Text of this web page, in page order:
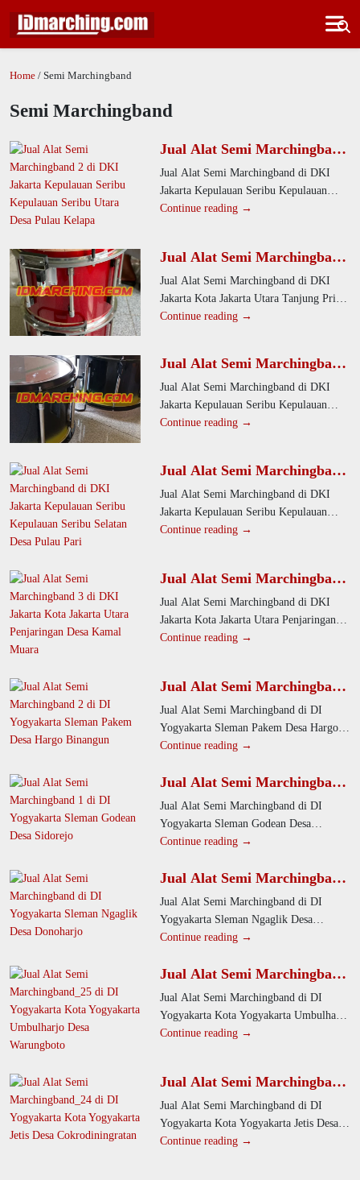
Home / Semi Marchingband
Semi Marchingband
Jual Alat Semi Marchingband
di DKI Jakarta Kepulauan
Seribu Kepulauan Seribu
Utara Desa Pulau Kelapa
Jual Alat Semi Marchingband di DKI
Jakarta Kepulauan Seribu Kepulauan
Seribu Utara Desa Pulau Kelapa. Sebagai
Continue reading →
Jual Alat Semi Marchingband
di DKI Jakarta Kota Jakarta
Utara Tanjung Priok Desa
Papango
Jual Alat Semi Marchingband di DKI
Jakarta Kota Jakarta Utara Tanjung Priok
Desa Papango. Perusahaan kami
Continue reading →
Jual Alat Semi Marchingband
di DKI Jakarta Kepulauan
Seribu Kepulauan Seribu
Utara Desa Pulau Kelapa
Jual Alat Semi Marchingband di DKI
Jakarta Kepulauan Seribu Kepulauan
Seribu Utara Desa Pulau Kelapa. Kami
Continue reading →
Jual Alat Semi Marchingband
di DKI Jakarta Kepulauan
Seribu Kepulauan Seribu
Selatan Desa Pulau Pari
Jual Alat Semi Marchingband di DKI
Jakarta Kepulauan Seribu Kepulauan
Seribu Selatan Desa Pulau Pari. Kami
Continue reading →
Jual Alat Semi Marchingband
di DKI Jakarta Kota Jakarta
Utara Penjaringan Desa
Kamal Muara
Jual Alat Semi Marchingband di DKI
Jakarta Kota Jakarta Utara Penjaringan
Desa Kamal Muara. Kami menyediakan
Continue reading →
Jual Alat Semi Marchingband
di DI Yogyakarta Sleman
Pakem Desa Hargo Binangun
Jual Alat Semi Marchingband di DI
Yogyakarta Sleman Pakem Desa Hargo
Binangun. Perusahaan kami
tinggi yang
Continue reading →
Jual Alat Semi Marchingband
di DI Yogyakarta Sleman
Godean Desa Sidorejo
Jual Alat Semi Marchingband di DI
Yogyakarta Sleman Godean Desa
Sidorejo. Produsen kami menghadirkan
tinggi untuk
Continue reading →
Jual Alat Semi Marchingband
di DI Yogyakarta Sleman
Ngaglik Desa Donoharjo
Jual Alat Semi Marchingband di DI
Yogyakarta Sleman Ngaglik Desa
Donoharjo. Kami memproduksi alat
SD,
Continue reading →
Jual Alat Semi Marchingband
di DI Yogyakarta Kota
Yogyakarta Umbulharjo Desa
Warungboto
Jual Alat Semi Marchingband di DI
Yogyakarta Kota Yogyakarta Umbulharjo
Desa Warungboto. Kami menyediakan
Continue reading →
Jual Alat Semi Marchingband
di DI Yogyakarta Kota
Yogyakarta Jetis Desa
Cokrodiningratan
Jual Alat Semi Marchingband di DI
Yogyakarta Kota Yogyakarta Jetis Desa
Cokrodiningratan. Produsen kami
Continue reading →